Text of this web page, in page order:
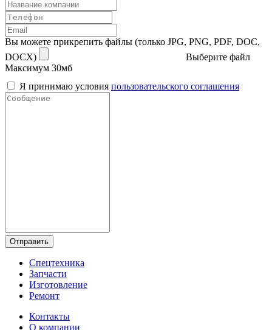
Вы можете прикрепить файлы (только JPG, PNG, PDF, DOC,
DOCX)
Выберите файл
Максимум 30мб
Я принимаю условия пользовательского соглашения
Отправить
Спецтехника
Запчасти
Изготовление
Ремонт
Контакты
О компании